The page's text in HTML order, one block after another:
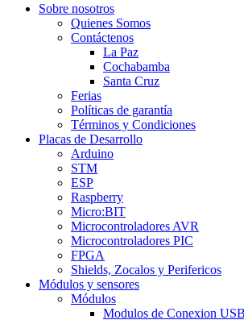
Sobre nosotros
Quienes Somos
Contáctenos
La Paz
Cochabamba
Santa Cruz
Ferias
Políticas de garantía
Términos y Condiciones
Placas de Desarrollo
Arduino
STM
ESP
Raspberry
Micro:BIT
Microcontroladores AVR
Microcontroladores PIC
FPGA
Shields, Zocalos y Perifericos
Módulos y sensores
Módulos
Modulos de Conexion